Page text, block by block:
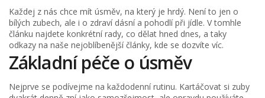
Každej z nás chce mít úsměv, na který je hrdý. Není to jen o
bílých zubech, ale i o zdraví dásní a pohodlí při jídle. V tomhle
článku najdete konkrétní rady, co dělat hned dnes, a taky
odkazy na naše nejoblíbenější články, kde se dozvíte víc.
Základní péče o úsměv
Nejprve se podívejme na každodenní rutinu. Kartáčovat si zuby